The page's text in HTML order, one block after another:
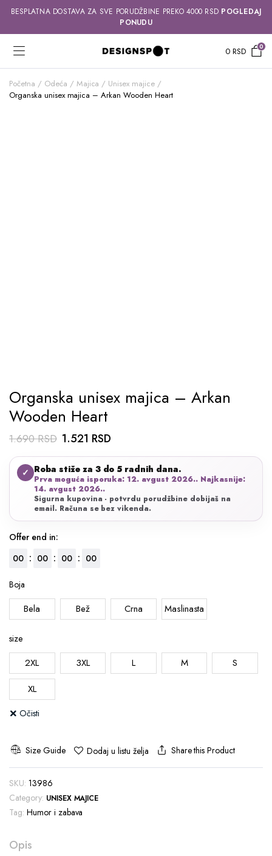
BESPLATNA DOSTAVA ZA SVE PORUDŽBINE PREKO 4000 RSD POGLEDAJ
PONUDU
0RSD 0
Početna Odeća Majica
Unisex majice
Organska unisex majica – Arkan Wooden Heart
Organska unisex majica – Arkan
Wooden Heart
1.690RSD Originalna
cena
je
bila:
1.690 RSD.
1.521 RSDTrenutna
cena
je:
1.521 RSD.
✓ Roba stiže za 3 do 5 radnih dana.
Prva moguća isporuka: 12. avgust 2026.. Najkasnije:
14. avgust 2026..
Sigurna kupovina - potvrdu porudžbine dobijaš na
email. Računa se bez vikenda.
Offer end in:
00 : 00 : 00 : 00
Boja
Bela Bež Crna Maslinasta
size
2XL 3XL L M
S
XL
Očisti
Size Guide Dodaj u listu želja Share this Product
SKU: 13986
Category: UNISEX MAJICE
Tag: Humor i zabava
Opis